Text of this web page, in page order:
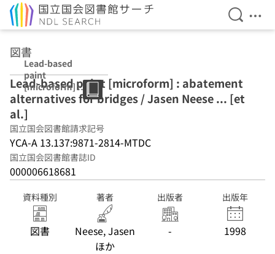
検索を
メ
図書
Lead-based
paint
[microform] :
abatement
alternatives for
bridges / Jasen
Neese ... [et al.]
Lead-based paint [microform] : abatement
alternatives for bridges / Jasen Neese ... [et
al.]
国立国会図書館請求記号
YCA-A 13.137:9871-2814-MTDC
国立国会図書館書誌ID
000006618681
資料種別
図書
著者
Neese, Jasen
ほか
出版者
-
出版年
1998